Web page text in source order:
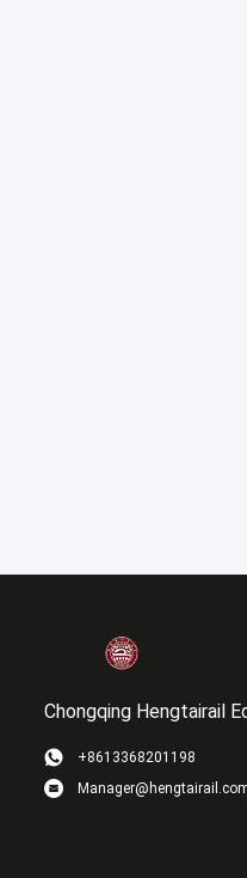
Chongqing Hengtairail
+8613368201198